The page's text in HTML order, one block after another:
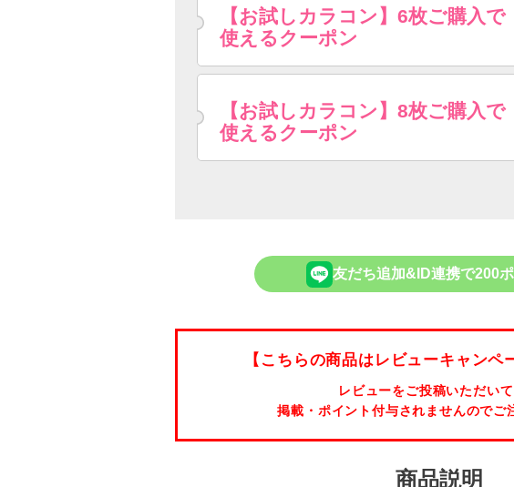
【お試しカラコン】6枚ご購入で
使えるクーポン
【お試しカラコン】8枚ご購入で
使えるクーポン
友だち追加&ID連携で200ポ
【こちらの商品はレビューキャンペ
レビューをご投稿いただいて
掲載・ポイント付与されませんのでご
商品説明